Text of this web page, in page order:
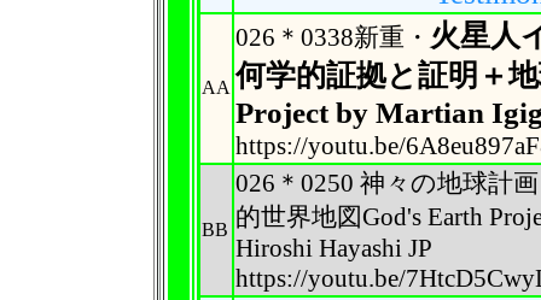
AA
026＊0338新重・ 火星人
何学的証拠と証明＋
Project by Martian
https://youtu.be/
BB
026＊0250 神々の地球計
的世界地図God's Earth
Hiroshi Hayashi JP
https://youtu.be/